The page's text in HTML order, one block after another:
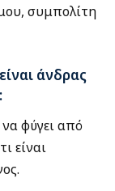
συμπολίτη
άνδρας
φύγει από
είναι